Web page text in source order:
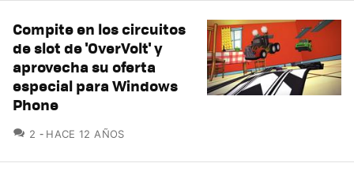
Compite en los circuitos
de slot de 'OverVolt' y
aprovecha su oferta
especial para Windows
Phone
2 COMENTARIOS
HACE 12 AÑOS